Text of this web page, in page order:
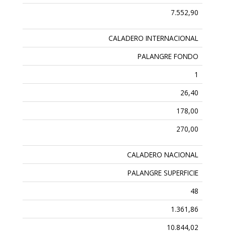
7.552,90
CALADERO INTERNACIONAL
PALANGRE FONDO
1
26,40
178,00
270,00
CALADERO NACIONAL
PALANGRE SUPERFICIE
48
1.361,86
10.844,02